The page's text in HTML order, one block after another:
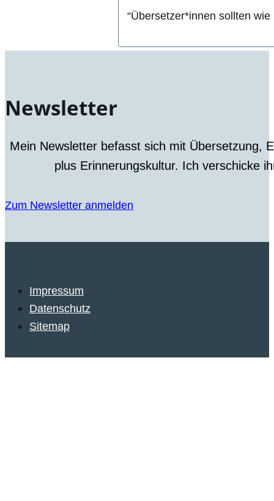
“Übersetzer*innen sollten
Newsletter
Mein Newsletter befasst sich mit Übersetzung,
plus Erinnerungskultur. Ich verschicke
Zum Newsletter anmelden
Impressum
Datenschutz
Sitemap